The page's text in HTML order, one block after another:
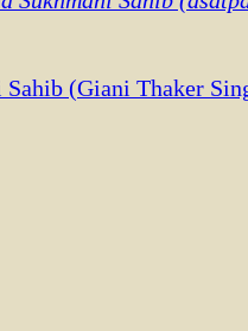
Sahib (Giani Thaker